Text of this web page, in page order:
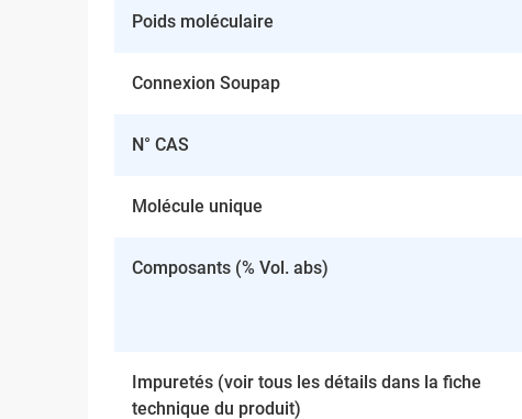
Poids moléculaire
Connexion Soupap
N° CAS
Molécule unique
Composants (% Vol. abs)
Impuretés (voir tous les détails dans la fiche
technique du produit)